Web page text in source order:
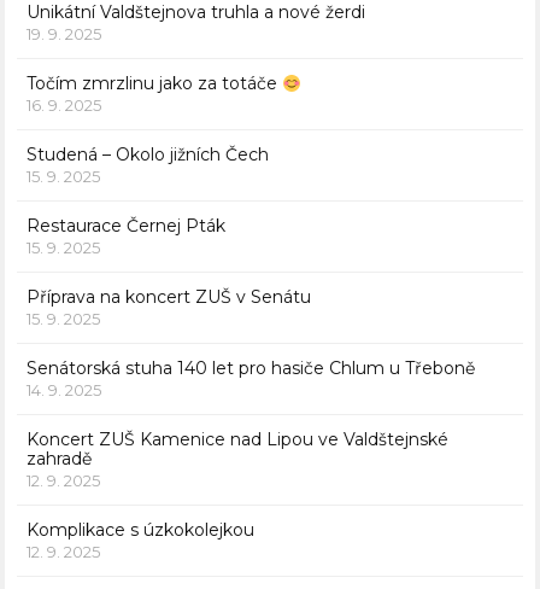
Unikátní Valdštejnova truhla a nové žerdi
19. 9. 2025
Točím zmrzlinu jako za totáče
16. 9. 2025
Studená – Okolo jižních Čech
15. 9. 2025
Restaurace Černej Pták
15. 9. 2025
Příprava na koncert ZUŠ v Senátu
15. 9. 2025
Senátorská stuha 140 let pro hasiče Chlum u Třeboně
14. 9. 2025
Koncert ZUŠ Kamenice nad Lipou ve Valdštejnské
zahradě
12. 9. 2025
Komplikace s úzkokolejkou
12. 9. 2025